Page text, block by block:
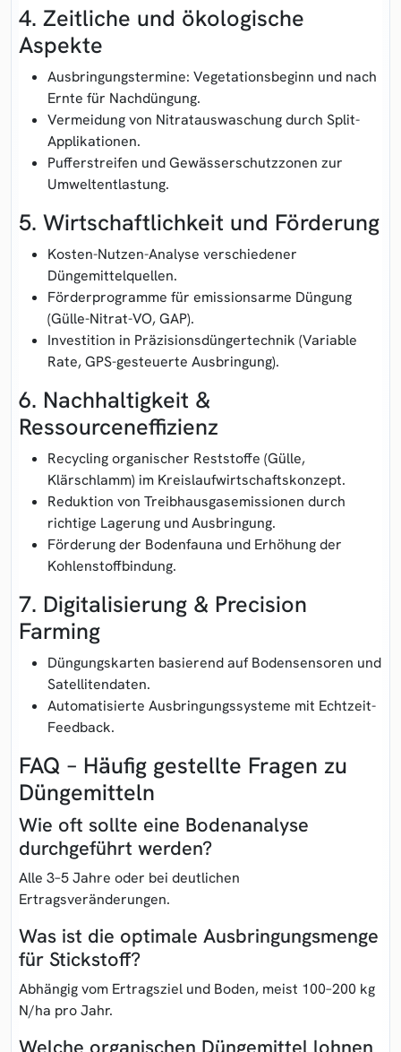
4. Zeitliche und ökologische
Aspekte
Ausbringungstermine: Vegetationsbeginn und nach
Ernte für Nachdüngung.
Vermeidung von Nitratauswaschung durch Split-
Applikationen.
Pufferstreifen und Gewässerschutzzonen zur
Umweltentlastung.
5. Wirtschaftlichkeit und Förderung
Kosten-Nutzen-Analyse verschiedener
Düngemittelquellen.
Förderprogramme für emissionsarme Düngung
(Gülle-Nitrat-VO, GAP).
Investition in Präzisionsdüngertechnik (Variable
Rate, GPS-gesteuerte Ausbringung).
6. Nachhaltigkeit &
Ressourceneffizienz
Recycling organischer Reststoffe (Gülle,
Klärschlamm) im Kreislaufwirtschaftskonzept.
Reduktion von Treibhausgasemissionen durch
richtige Lagerung und Ausbringung.
Förderung der Bodenfauna und Erhöhung der
Kohlenstoffbindung.
7. Digitalisierung & Precision
Farming
Düngungskarten basierend auf Bodensensoren und
Satellitendaten.
Automatisierte Ausbringungssysteme mit Echtzeit-
Feedback.
FAQ – Häufig gestellte Fragen zu
Düngemitteln
Wie oft sollte eine Bodenanalyse
durchgeführt werden?
Alle 3–5 Jahre oder bei deutlichen
Ertragsveränderungen.
Was ist die optimale Ausbringungsmenge
für Stickstoff?
Abhängig vom Ertragsziel und Boden, meist 100–200 kg
N/ha pro Jahr.